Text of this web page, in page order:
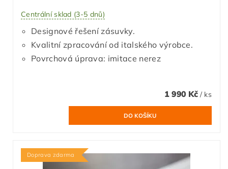
Centrální sklad (3-5 dnů)
Designové řešení zásuvky.
Kvalitní zpracování od italského výrobce.
Povrchová úprava: imitace nerez
1 990 Kč / ks
Doprava zdarma